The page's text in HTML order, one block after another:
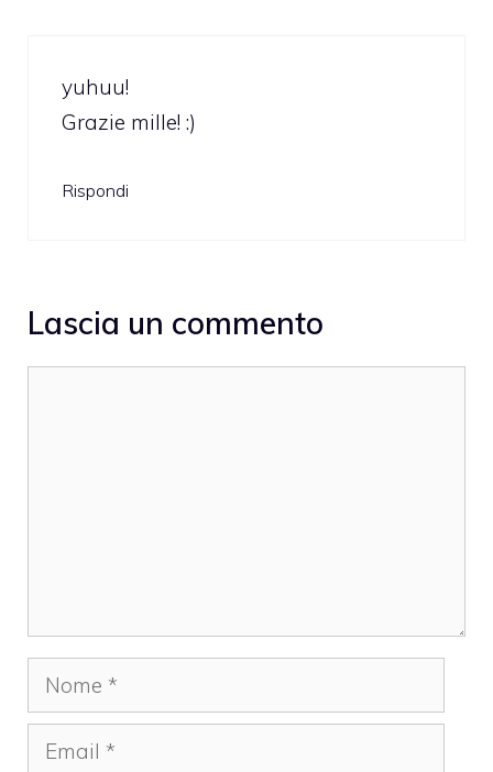
yuhuu!
Grazie mille! :)
Rispondi
Lascia un commento
Nome
Email